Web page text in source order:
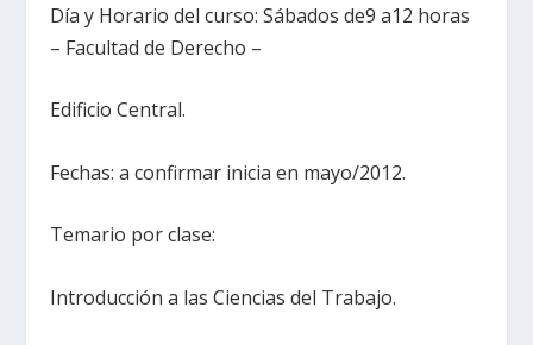
Día y Horario del curso: Sábados de9 a12 horas
– Facultad de Derecho –
Edificio Central.
Fechas: a confirmar inicia en mayo/2012.
Temario por clase:
Introducción a las Ciencias del Trabajo.